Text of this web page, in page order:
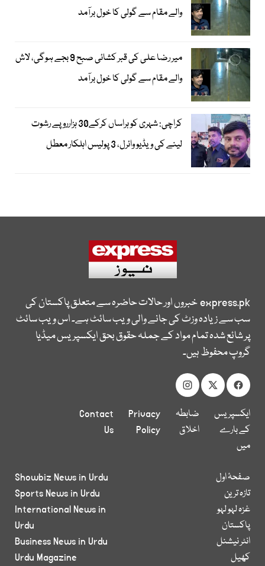
والے مقام سے گولی کا خول برآمد
میر رضا علی کی قبر کشائی صبح 9 بجے ہوگی، لاش
والے مقام سے گولی کا خول برآمد
کراچی: شہری کو ہراساں کرکے30 ہزارروپے رشوت
لینے کی ویڈیو وائرل، 3 پولیس اہلکار معطل
express.pkخبروں اور حالات حاضرہ سے متعلق پاکستان کی
سب سے زیادہ وزٹ کی جانے والی ویب سائٹ ہے۔ اس ویب سائٹ
پر شائع شدہ تمام مواد کے جملہ حقوق بحق ایکسپریس میڈیا
گروپ محفوظ ہیں۔
ایکسپریس
کے بارے
میں
ضابطہ
اخلاق
Privacy
Policy
Contact
Us
صفحۂ اول
تازہ ترین
غزہ لہو لہو
پاکستان
انٹر نیشنل
کھیل
Showbiz News in Urdu
Sports News in Urdu
International News in
Urdu
Business News in Urdu
Urdu Magazine